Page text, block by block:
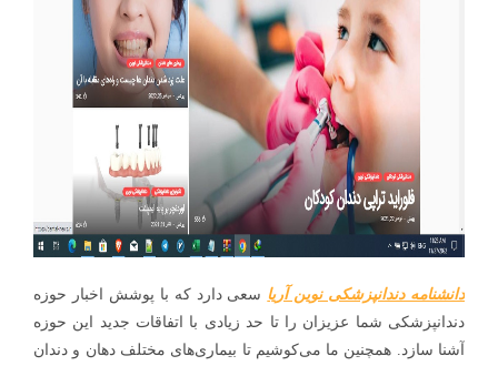
دانشنامه دندانپزشکی نوین آریا سعی دارد که با پوشش اخبار حوزه
دندانپزشکی شما عزیزان را تا حد زیادی با اتفاقات جدید این حوزه
آشنا سازد. همچنین ما می‌کوشیم تا بیماری‌های مختلف دهان و دندان